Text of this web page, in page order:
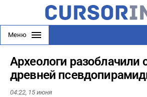
Меню
Археологи разоблачили
древней
04:22, 15 июня